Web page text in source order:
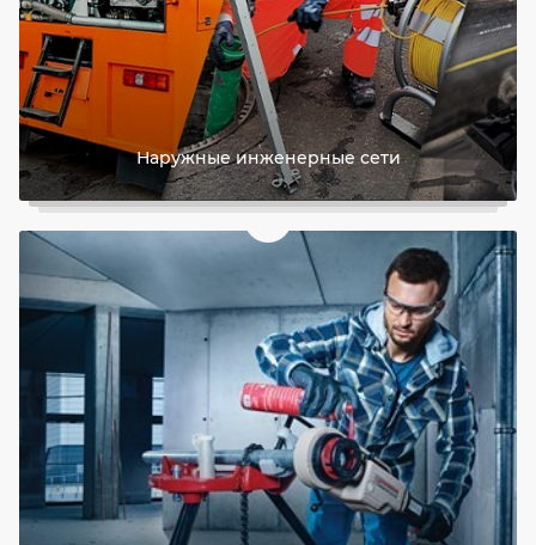
Наружные инженерные сети